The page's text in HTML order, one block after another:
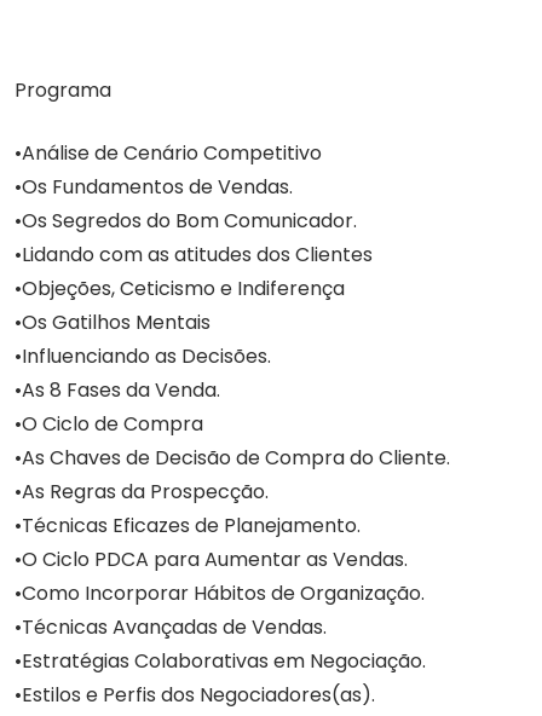
Programa
Análise de Cenário Competitivo
Os Fundamentos de Vendas.
Os Segredos do Bom Comunicador.
Lidando com as atitudes dos Clientes
Objeções, Ceticismo e Indiferença
Os Gatilhos Mentais
Influenciando as Decisões.
As 8 Fases da Venda.
O Ciclo de Compra
As Chaves de Decisão de Compra do Cliente.
As Regras da Prospecção.
Técnicas Eficazes de Planejamento.
O Ciclo PDCA para Aumentar as Vendas.
Como Incorporar Hábitos de Organização.
Técnicas Avançadas de Vendas.
Estratégias Colaborativas em Negociação.
Estilos e Perfis dos Negociadores(as).